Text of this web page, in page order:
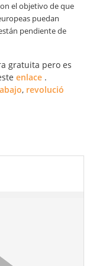
el objetivo de que
puedan
pendiente de
gratuita pero es
enlace .
, revolució